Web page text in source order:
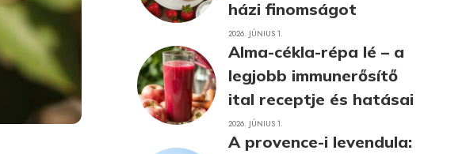
házi finomságot
2026. JÚNIUS 1.
Alma-cékla-répa lé – a
legjobb immunerősítő
ital receptje és hatásai
2026. JÚNIUS 1.
A provence-i levendula: